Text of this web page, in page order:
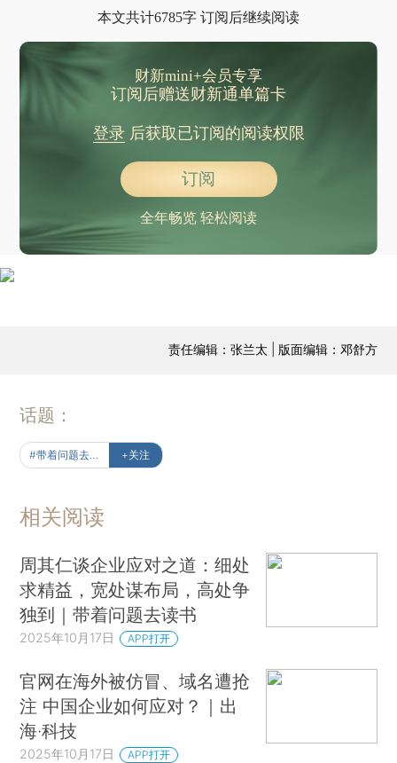
本文共计6785字 订阅后继续阅读
财新mini+会员专享
订阅后赠送财新通单篇卡
登录后获取已订阅的阅读权限
订阅
全年畅览 轻松阅读
责任编辑：张兰太 | 版面编辑：邓舒方
话题：
+关注
相关阅读
周其仁谈企业应对之道：细处
求精益，宽处谋布局，高处争
独到｜带着问题去读书
2025年10月17日 APP打开
官网在海外被仿冒、域名遭抢
注 中国企业如何应对？｜出
海·科技
2025年10月17日 APP打开